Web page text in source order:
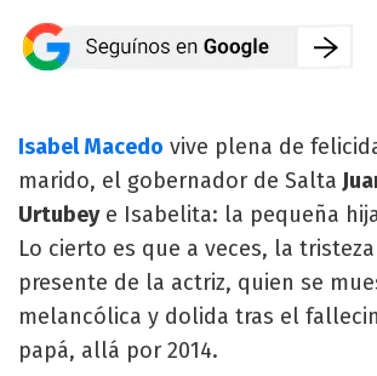
Isabel Macedo vive plena de
marido, el gobernador de Salta
Urtubeye Isabelita: la pequeña
Lo cierto es que a veces, la
presente de la actriz, quien se
melancólica y dolida tras el
papá, allá por 2014.